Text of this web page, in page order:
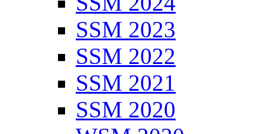
SSM 2023
SSM 2022
SSM 2021
SSM 2020